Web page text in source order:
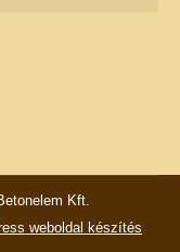
Kft.
weboldal készítés